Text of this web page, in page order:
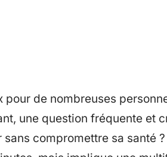
de nombreuses
une question fréquente et
compromettre sa santé ?